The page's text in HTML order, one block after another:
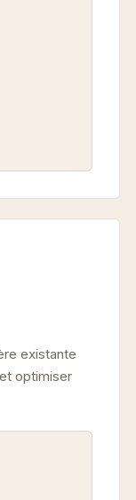
existante
optimiser